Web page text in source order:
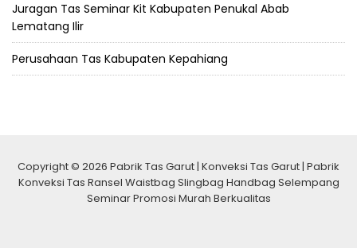
Juragan Tas Seminar Kit Kabupaten Penukal Abab
Lematang Ilir
Perusahaan Tas Kabupaten Kepahiang
Copyright © 2026 Pabrik Tas Garut | Konveksi Tas Garut | Pabrik
Konveksi Tas Ransel Waistbag Slingbag Handbag Selempang
Seminar Promosi Murah Berkualitas